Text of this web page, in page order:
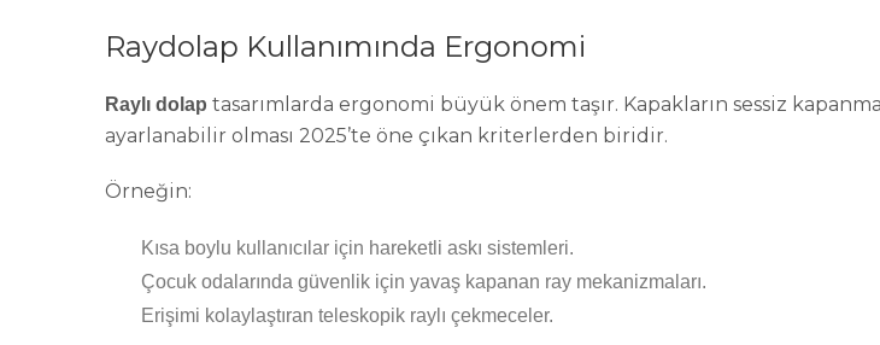
Raydolap Kullanımında Ergonomi
Raylı dolap tasarımlarda ergonomi büyük önem taşır. Kapakların sessiz
ayarlanabilir olması 2025’te öne çıkan kriterlerden biridir.
Örneğin:
Kısa boylu kullanıcılar için hareketli askı sistemleri.
Çocuk odalarında güvenlik için yavaş kapanan ray mekanizmaları.
Erişimi kolaylaştıran teleskopik raylı çekmeceler.